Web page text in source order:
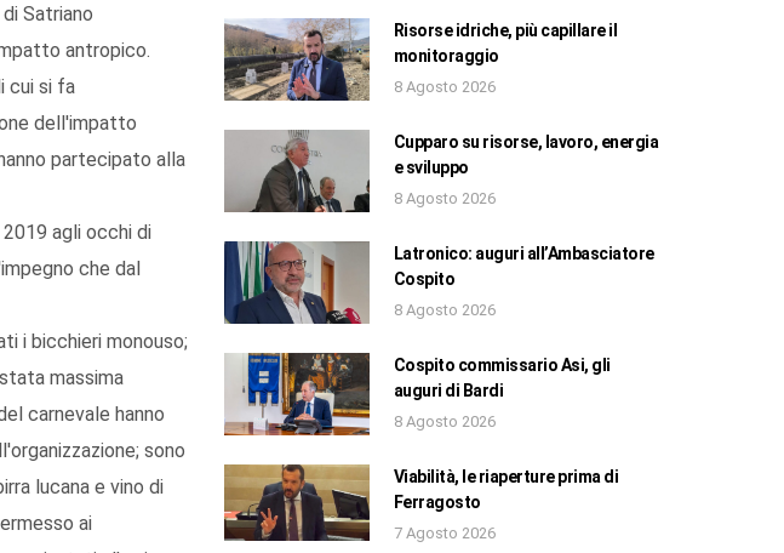
Satriano
antropico.
cui si fa
dell'impatto
partecipato alla
agli occhi di
che dal
i bicchieri monouso;
massima
carnevale hanno
sono
lucana e vino di
ai
Risorse idriche, più capillare il
monitoraggio
8 Agosto 2026
Cupparo su risorse, lavoro, energia
e sviluppo
8 Agosto 2026
Latronico: auguri all’Ambasciatore
Cospito
8 Agosto 2026
Cospito commissario Asi, gli
auguri di Bardi
8 Agosto 2026
Viabilità, le riaperture prima di
Ferragosto
7 Agosto 2026